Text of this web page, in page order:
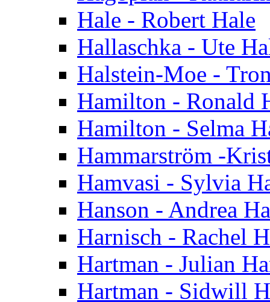
Hale - Robert Hale
Hallaschka - Ute
Halstein-Moe -
Hamilton - Ronald
Hamilton - Selma
Hammarström -
Hamvasi - Sylvia
Hanson - Andrea
Harnisch - Rachel
Hartman - Julian
Hartman - Sidwill